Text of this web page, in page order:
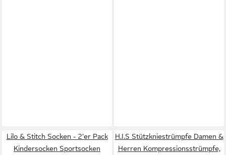
Lilo & Stitch Socken - 2'er Pack
Kindersocken Sportsocken
H.I.S Stützkniestrümpfe Damen &
Herren Kompressionsstrümpfe,